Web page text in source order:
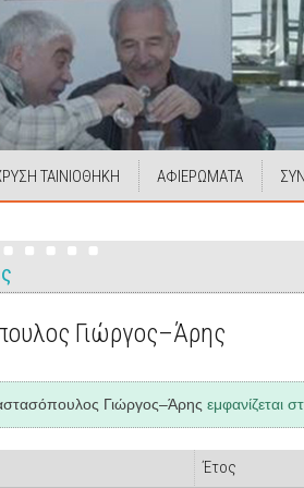
ΤΑΙΝΙΟΘΗΚΗ ΑΦΙΕΡΩΜΑΤΑ
Γιώργος–Άρης
Γιώργος–Άρης εμφανίζεται
Έτος